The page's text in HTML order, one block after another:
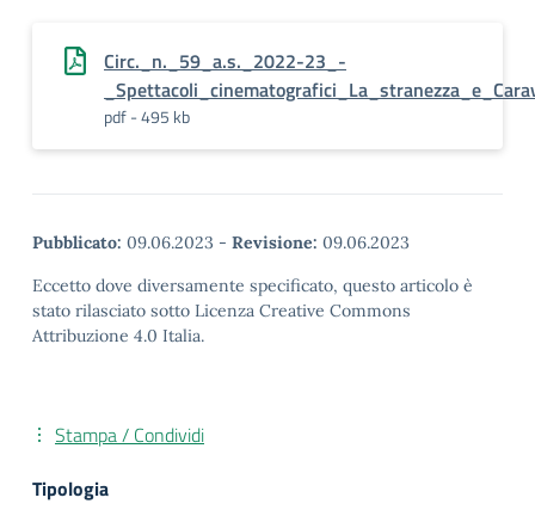
Circ._n._59_a.s._2022-23_-
pdf - 495 kb
Pubblicato: 09.06.2023 - Revisione: 09.06.2023
Eccetto dove diversamente specificato, questo articolo è
stato rilasciato sotto Licenza Creative Commons
Attribuzione 4.0 Italia.
Stampa / Condividi
Tipologia